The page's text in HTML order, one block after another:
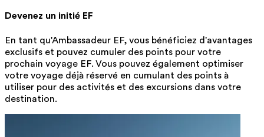
Devenez un initié EF
En tant qu'Ambassadeur EF, vous bénéficiez d'avantages
exclusifs et pouvez cumuler des points pour votre
prochain voyage EF. Vous pouvez également optimiser
votre voyage déjà réservé en cumulant des points à
utiliser pour des activités et des excursions dans votre
destination.